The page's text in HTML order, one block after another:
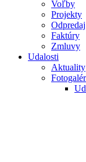
Voľby
Projekty
Faktúry
Zmluvy
Udalosti
Aktuality